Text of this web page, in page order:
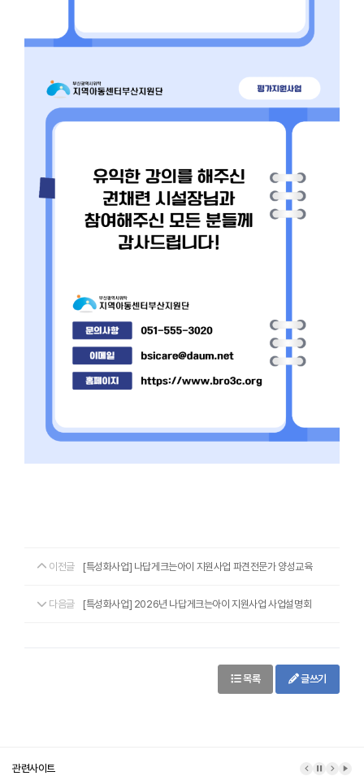
이전글 [특성화사업] 나답게크는아이 지원사업 파견전문가 양성교육
다음글 [특성화사업] 2026년 나답게크는아이 지원사업 사업설명회
목록 글쓰기
관련사이트